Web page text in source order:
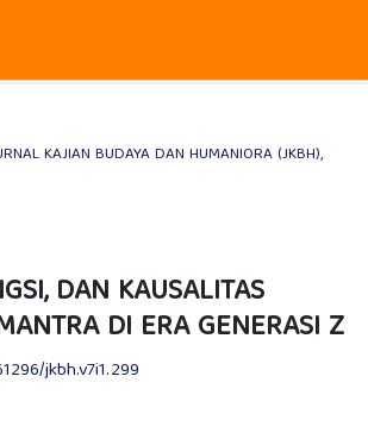
KAJIAN BUDAYA DAN HUMANIORA (JKBH),
DAN KAUSALITAS
DI ERA GENERASI Z
jkbh.v7i1.299